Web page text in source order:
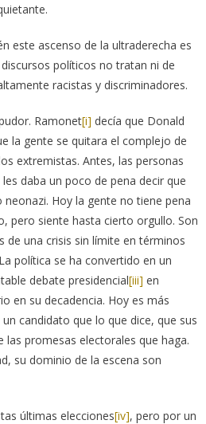
este ascenso de la ultraderecha es
políticos no tratan ni de
racistas y discriminadores.
Ramonet[i] decía que Donald
la gente se quitara el complejo de
extremistas. Antes, las personas
daba un poco de pena decir que
Hoy la gente no tiene pena
pero siente hasta cierto orgullo. Son
de una crisis sin límite en términos
política se ha convertido en un
debate presidencial[iii] en
en su decadencia. Hoy es más
candidato que lo que dice, que sus
las promesas electorales que haga.
su dominio de la escena son
últimas elecciones[iv], pero por un